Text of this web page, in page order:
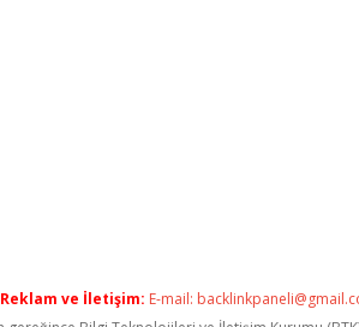
Reklam ve İletişim: E-mail: